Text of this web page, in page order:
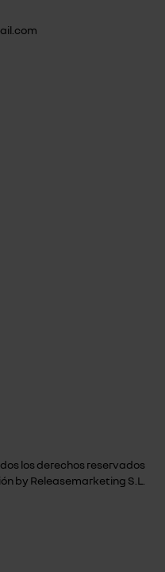
los derechos reservados
by Releasemarketing S.L.